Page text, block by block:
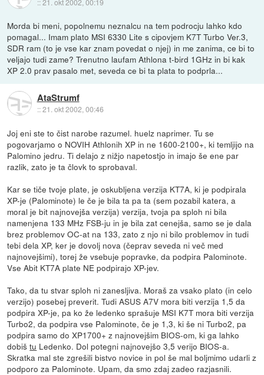
Morda bi meni, popolnemu neznalcu na tem podrocju lahko kdo
pomagal... Imam plato MSI 6330 Lite s cipovjem K7T Turbo Ver.3,
SDR ram (to je vse kar znam povedat o njej) in me zanima, ce bi to
veljajo tudi zame? Trenutno laufam Athlona t-bird 1GHz in bi kak
XP 2.0 prav pasalo met, seveda ce bi ta plata to podprla...
AtaStrumf
::21. okt 2002, 00:46
Joj eni ste to čist narobe razumel. huelz naprimer. Tu se
pogovarjamo o NOVIH Athlonih XP in ne 1600-2100+, ki temljijo na
Palomino jedru. Ti delajo z nižjo napetostjo in imajo še ene par
razlik, zato je ta človk to sprobaval.
Kar se tiče tvoje plate, je oskubljena verzija KT7A, ki je podpirala
XP-je (Palominote) le če je bila ta pa ta (sem pozabil katera, a
moral je bit najnovejša verzija) verzija, tvoja pa sploh ni bila
namenjena 133 MHz FSB-ju in je bila zat cenejša, samo se je dala
brez problemov OC-at na 133, zato z njo ni bilo problemov in tudi
tebi dela XP, ker je dovolj nova (čeprav seveda ni več med
najnovejšimi), torej že vsebuje popravke, da podpira Palominote.
Vse Abit KT7A plate NE podpirajo XP-jev.
Tako, da tu stvar sploh ni zanesljiva. Moraš za vsako plato (in celo
verzijo) posebej preverit. Tudi ASUS A7V mora biti verzija 1,5 da
podpira XP-je, pa ko že ledenko sprašuje MSI K7T mora biti verzija
Turbo2, da podpira vse Palominote, če je 1,3, ki še ni Turbo2, pa
podpira samo do XP1700+ z najnovejšim BIOS-om, ki ga lahko
dobištu Ledenko. Dol potegni najnovejšo 3,5 verijo BIOS-a.
Skratka mal ste zgrešili bistvo novice in pol še mal boljmimo udarli z
podporo za Palominote. Upam, da smo zdaj zadeo razjasnili.